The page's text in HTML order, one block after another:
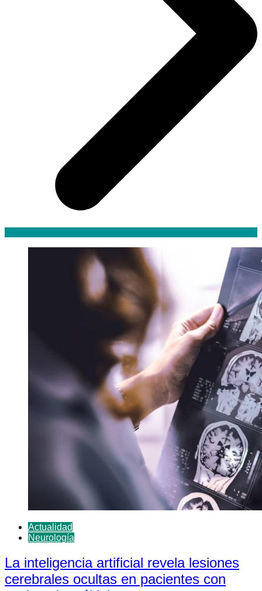
Actualidad
Neurología
La inteligencia artificial revela lesiones
cerebrales ocultas en pacientes con